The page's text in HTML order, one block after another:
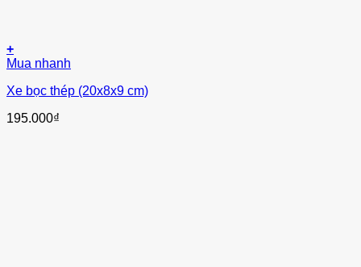
+
Mua nhanh
Xe bọc thép (20x8x9 cm)
195.000₫